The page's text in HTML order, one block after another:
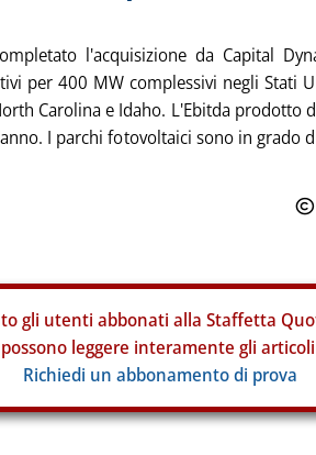
l'acquisizione da Capital
per 400 MW complessivi negli Stati
Carolina e Idaho. L'Ebitda prodotto
I parchi fotovoltaici sono in grado
gli utenti abbonati alla Staffetta
possono leggere interamente gli
Richiedi un abbonamento di prova